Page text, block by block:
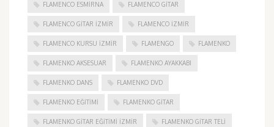
FLAMENCO ESMIRNA FLAMENCO GITAR
FLAMENCO GITAR İZMIR FLAMENCO IZMIR
FLAMENCO KURSU İZMIR FLAMENGO FLAMENKO
FLAMENKO AKSESUAR FLAMENKO AYAKKABI
FLAMENKO DANS FLAMENKO DVD
FLAMENKO EĞITIMI FLAMENKO GITAR
FLAMENKO GITAR EĞITIMI İZMIR FLAMENKO GITAR TELI